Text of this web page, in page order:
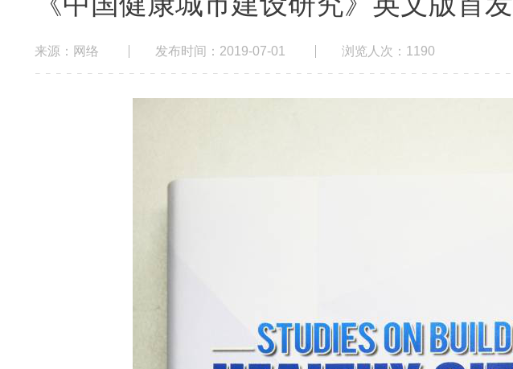
来源：网络 发布时间：2019-07-01 浏览人次： 1190